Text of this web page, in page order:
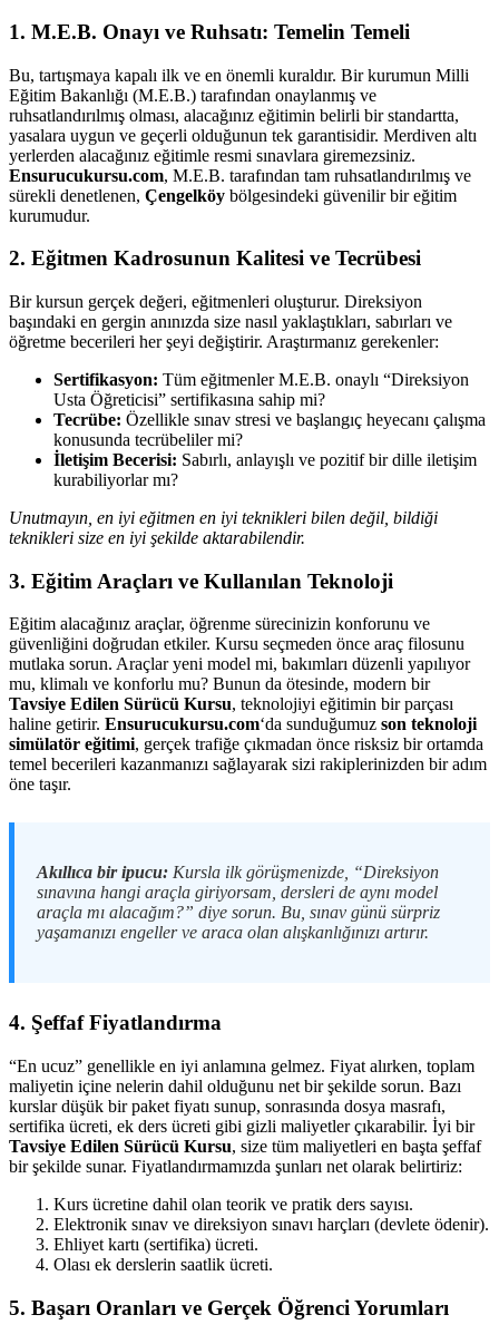
1. M.E.B. Onayı ve Ruhsatı: Temelin Temeli
Bu, tartışmaya kapalı ilk ve en önemli kuraldır. Bir kurumun Milli
Eğitim Bakanlığı (M.E.B.) tarafından onaylanmış ve
ruhsatlandırılmış olması, alacağınız eğitimin belirli bir standartta,
yasalara uygun ve geçerli olduğunun tek garantisidir. Merdiven altı
yerlerden alacağınız eğitimle resmi sınavlara giremezsiniz.
Ensurucukursu.com, M.E.B. tarafından tam ruhsatlandırılmış ve
sürekli denetlenen, Çengelköy bölgesindeki güvenilir bir eğitim
kurumudur.
2. Eğitmen Kadrosunun Kalitesi ve Tecrübesi
Bir kursun gerçek değeri, eğitmenleri oluşturur. Direksiyon
başındaki en gergin anınızda size nasıl yaklaştıkları, sabırları ve
öğretme becerileri her şeyi değiştirir. Araştırmanız gerekenler:
Sertifikasyon: Tüm eğitmenler M.E.B. onaylı “Direksiyon
Usta Öğreticisi” sertifikasına sahip mi?
Tecrübe: Özellikle sınav stresi ve başlangıç heyecanı çalışma
konusunda tecrübeliler mi?
İletişim Becerisi: Sabırlı, anlayışlı ve pozitif bir dille iletişim
kurabiliyorlar mı?
Unutmayın, en iyi eğitmen en iyi teknikleri bilen değil, bildiği
teknikleri size en iyi şekilde aktarabilendir.
3. Eğitim Araçları ve Kullanılan Teknoloji
Eğitim alacağınız araçlar, öğrenme sürecinizin konforunu ve
güvenliğini doğrudan etkiler. Kursu seçmeden önce araç filosunu
mutlaka sorun. Araçlar yeni model mi, bakımları düzenli yapılıyor
mu, klimalı ve konforlu mu? Bunun da ötesinde, modern bir
Tavsiye Edilen Sürücü Kursu, teknolojiyi eğitimin bir parçası
haline getirir. Ensurucukursu.com‘da sunduğumuz son teknoloji
simülatör eğitimi, gerçek trafiğe çıkmadan önce risksiz bir ortamda
temel becerileri kazanmanızı sağlayarak sizi rakiplerinizden bir adım
öne taşır.
Akıllıca bir ipucu: Kursla ilk görüşmenizde, “Direksiyon
sınavına hangi araçla giriyorsam, dersleri de aynı model
araçla mı alacağım?” diye sorun. Bu, sınav günü sürpriz
yaşamanızı engeller ve araca olan alışkanlığınızı artırır.
4. Şeffaf Fiyatlandırma
“En ucuz” genellikle en iyi anlamına gelmez. Fiyat alırken, toplam
maliyetin içine nelerin dahil olduğunu net bir şekilde sorun. Bazı
kurslar düşük bir paket fiyatı sunup, sonrasında dosya masrafı,
sertifika ücreti, ek ders ücreti gibi gizli maliyetler çıkarabilir. İyi bir
Tavsiye Edilen Sürücü Kursu, size tüm maliyetleri en başta şeffaf
bir şekilde sunar. Fiyatlandırmamızda şunları net olarak belirtiriz:
Kurs ücretine dahil olan teorik ve pratik ders sayısı.
Elektronik sınav ve direksiyon sınavı harçları (devlete ödenir).
Ehliyet kartı (sertifika) ücreti.
Olası ek derslerin saatlik ücreti.
5. Başarı Oranları ve Gerçek Öğrenci Yorumları